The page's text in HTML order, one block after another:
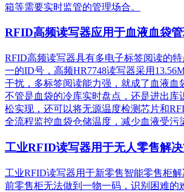
箱等需要实时监管的管理场合。
RFID高频读写器应用于血液血袋
RFID高频读写器具有多电子标签阅读的
一的ID号，高频HR7748读写器采用
干扰，多标签阅读能力强，就成了血液血
不管是血袋的冷库实时盘点，还是进出库
松实现，还可以将无源温度检测芯片和
全流程监控血袋仓储温度，减少血液受污
工业RFID读写器用于无人零售解
工业RFID读写器用于新零售智能零售柜
前零售柜无法做到一物一码，识别困难的